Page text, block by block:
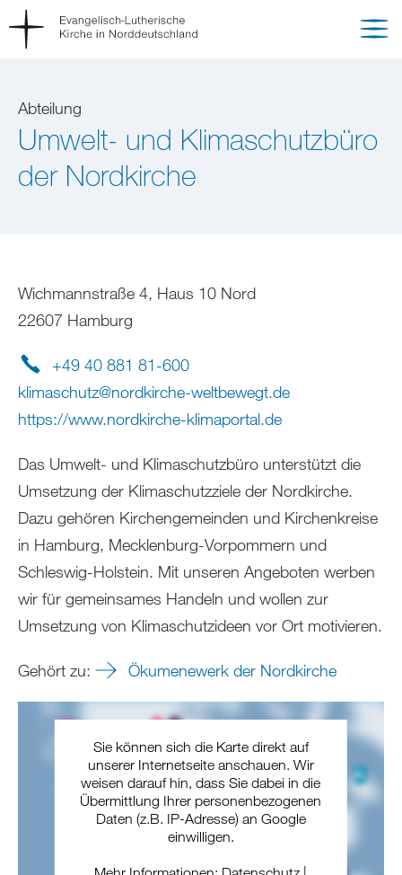
Abteilung
Umwelt- und Klimaschutzbüro
der Nordkirche
Wichmannstraße 4, Haus 10 Nord
22607 Hamburg
+49 40 881 81-600
klimaschutz@nordkirche-weltbewegt.de
https://www.nordkirche-klimaportal.de
Das Umwelt- und Klimaschutzbüro unterstützt die
Umsetzung der Klimaschutzziele der Nordkirche.
Dazu gehören Kirchengemeinden und Kirchenkreise
in Hamburg, Mecklenburg-Vorpommern und
Schleswig-Holstein. Mit unseren Angeboten werben
wir für gemeinsames Handeln und wollen zur
Umsetzung von Klimaschutzideen vor Ort motivieren.
Gehört zu: Ökumenewerk der Nordkirche
Sie können sich die Karte direkt auf
unserer Internetseite anschauen. Wir
weisen darauf hin, dass Sie dabei in die
Übermittlung Ihrer personenbezogenen
Daten (z.B. IP-Adresse) an Google
einwilligen.